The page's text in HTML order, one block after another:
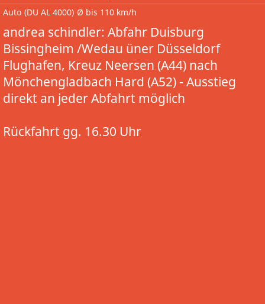
Auto (DU AL 4000) Ø bis 110 km/h
andrea schindler: Abfahr Duisburg
Bissingheim /Wedau üner Düsseldorf
Flughafen, Kreuz Neersen (A44) nach
Mönchengladbach Hard (A52) - Ausstieg
direkt an jeder Abfahrt möglich
Rückfahrt gg. 16.30 Uhr